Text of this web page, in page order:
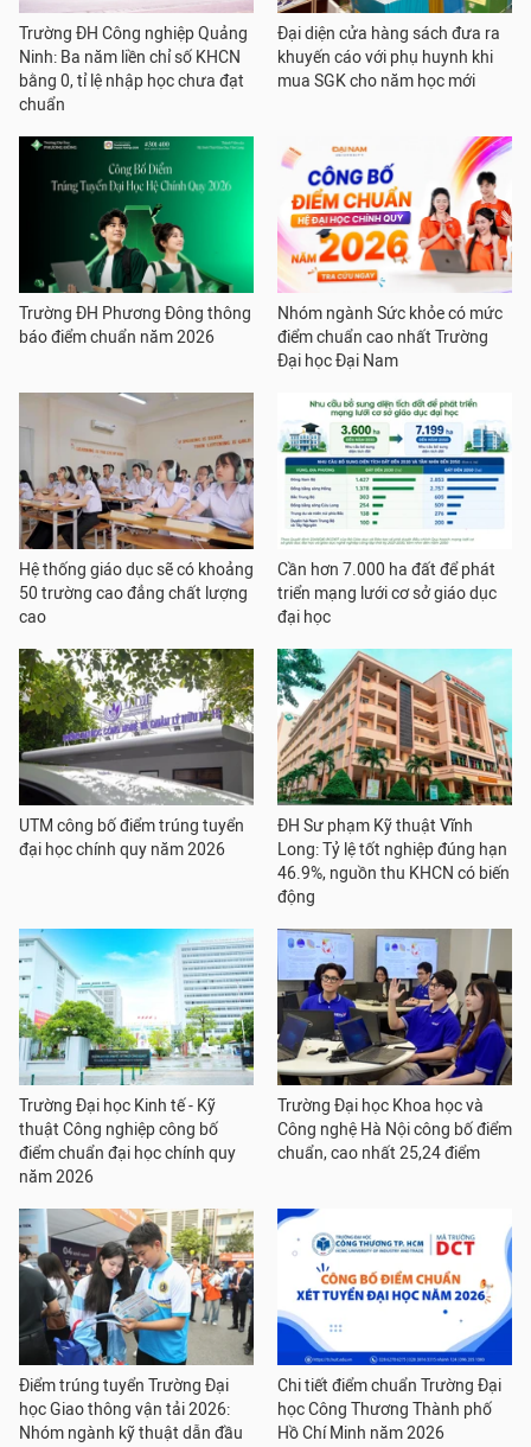
Trường ĐH Công nghiệp Quảng
Ninh: Ba năm liền chỉ số KHCN
bằng 0, tỉ lệ nhập học chưa đạt
chuẩn
Đại diện cửa hàng sách đưa ra
khuyến cáo với phụ huynh khi
mua SGK cho năm học mới
Trường ĐH Phương Đông thông
báo điểm chuẩn năm 2026
Nhóm ngành Sức khỏe có mức
điểm chuẩn cao nhất Trường
Đại học Đại Nam
Hệ thống giáo dục sẽ có khoảng
50 trường cao đẳng chất lượng
cao
Cần hơn 7.000 ha đất để phát
triển mạng lưới cơ sở giáo dục
đại học
UTM công bố điểm trúng tuyển
đại học chính quy năm 2026
ĐH Sư phạm Kỹ thuật Vĩnh
Long: Tỷ lệ tốt nghiệp đúng hạn
46.9%, nguồn thu KHCN có biến
động
Trường Đại học Kinh tế - Kỹ
thuật Công nghiệp công bố
điểm chuẩn đại học chính quy
năm 2026
Trường Đại học Khoa học và
Công nghệ Hà Nội công bố điểm
chuẩn, cao nhất 25,24 điểm
Điểm trúng tuyển Trường Đại
học Giao thông vận tải 2026:
Nhóm ngành kỹ thuật dẫn đầu
Chi tiết điểm chuẩn Trường Đại
học Công Thương Thành phố
Hồ Chí Minh năm 2026